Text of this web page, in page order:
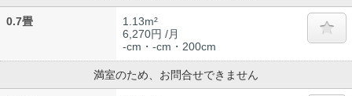
0.7畳
1.13m²
6,270円 /月
-cm・-cm・200cm
満室のため、お問合せできません